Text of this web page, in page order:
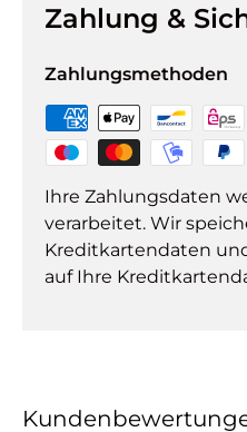
Zahlung &
Zahlungsmethoden
Ihre Zahlungsdaten
verarbeitet. Wir
Kreditkartendaten
auf Ihre